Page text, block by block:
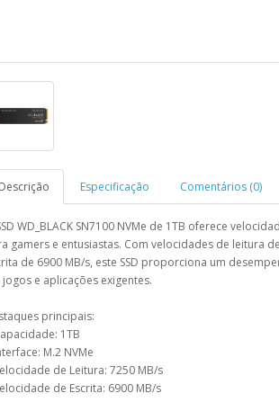
Descrição Especificação Comentários (0)
WD_BLACK SN7100 NVMe de 1TB oferece
gamers e entusiastas. Com velocidades de leitura
de 6900 MB/s, este SSD proporciona um
jogos e aplicações exigentes.
principais:
1TB
M.2 NVMe
de Leitura: 7250 MB/s
de Escrita: 6900 MB/s